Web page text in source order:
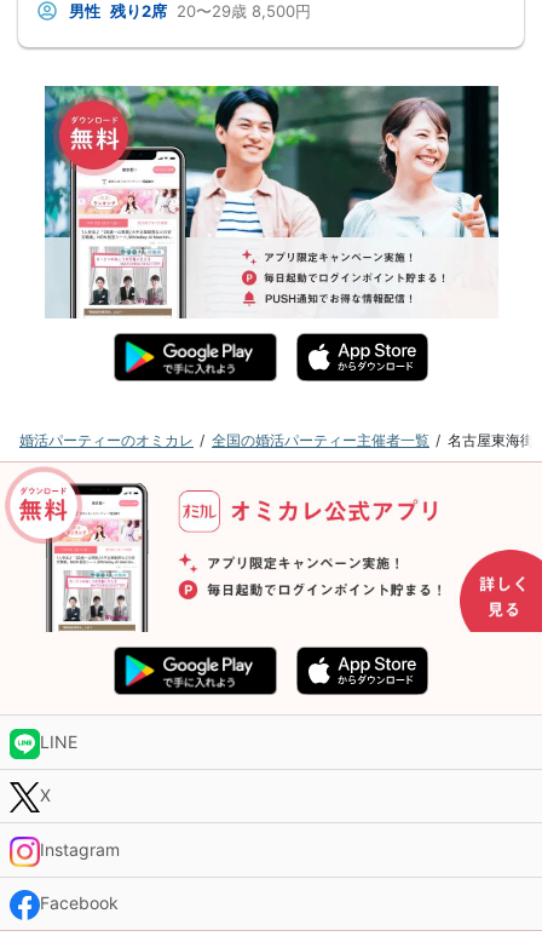
男性 残り2席 20〜29歳 8,500円
婚活パーティーのオミカレ 全国の婚活パーティー主催者一覧 名古屋東海街
LINE
X
Instagram
Facebook